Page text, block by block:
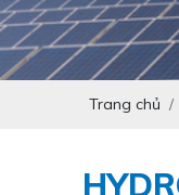
Trang chủ